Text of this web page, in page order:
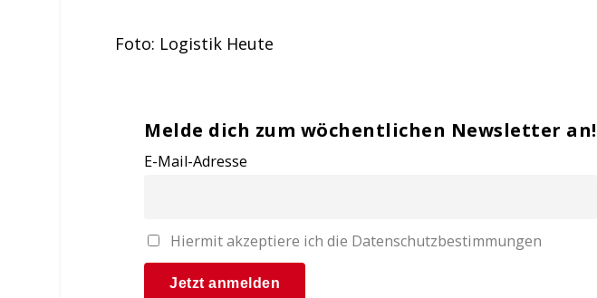
Foto: Logistik Heute
Melde dich zum wöchentlichen Newsletter an!
E-Mail-Adresse
Hiermit akzeptiere ich die Datenschutzbestimmungen